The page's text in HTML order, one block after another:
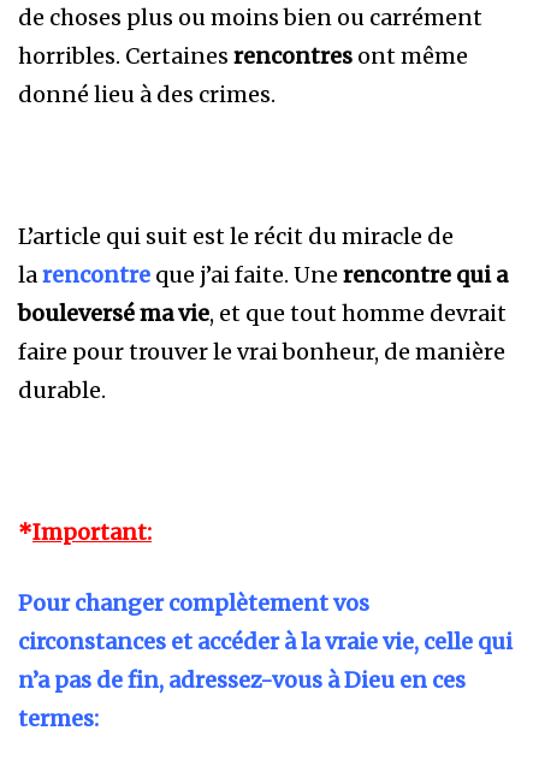
de choses plus ou moins bien ou carrément
horribles. Certaines rencontres ont même
donné lieu à des crimes.
L’article qui suit est le récit du miracle de
larencontre que j’ai faite. Une rencontre qui a
bouleversé ma vie, et que tout homme devrait
faire pour trouver le vrai bonheur, de manière
durable.
*Important:
Pour changer complètement vos
circonstances et accéder à la vraie vie, celle qui
n’a pas de fin, adressez-vous à Dieu en ces
termes: